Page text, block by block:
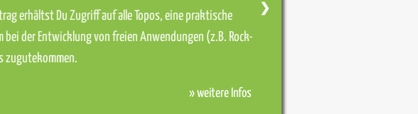
erhältst Du Zugriff auf alle Topos, eine praktische
der Entwicklung von freien Anwendungen (z.B. Rock-
zugutekommen.
» weitere Infos
❯